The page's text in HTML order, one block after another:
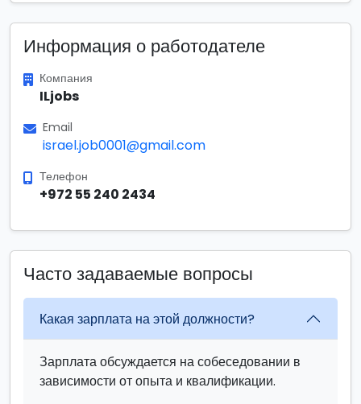
Информация о работодателе
Компания
ILjobs
Email
israel.job0001@gmail.com
Телефон
+972 55 240 2434
Часто задаваемые вопросы
Какая зарплата на этой должности?
Зарплата обсуждается на собеседовании в
зависимости от опыта и квалификации.